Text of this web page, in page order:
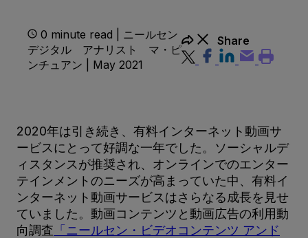
0 minute read | ニールセン
デジタル アナリスト マ・ピ
ンチュアン | May 2021
Share
2020年は引き続き、有料インターネット動画サ
ービスにとって好調な一年でした。ソーシャルデ
ィスタンスが推奨され、オンラインでのエンター
テインメントのニーズが高まっていた中、有料イ
ンターネット動画サービスはさらなる成長を見せ
ていました。動画コンテンツと動画広告の利用動
向調査 「ニールセン・ビデオコンテンツ アンド